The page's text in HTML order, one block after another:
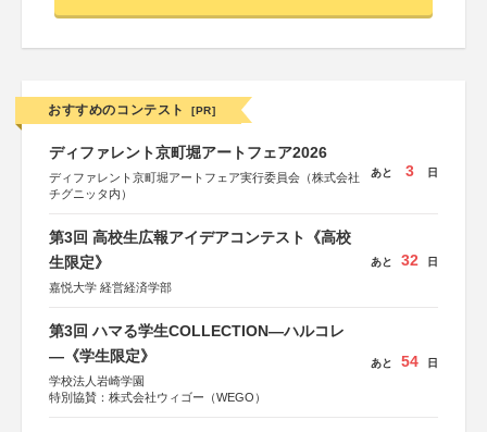
おすすめのコンテスト [PR]
ディファレント京町堀アートフェア2026
ディファレント京町堀アートフェア実行委員会（株式会社
チグニッタ内）
あと 3 日
第3回 高校生広報アイデアコンテスト《高校
生限定》
嘉悦大学 経営経済学部
あと 32 日
第3回 ハマる学生COLLECTION―ハルコレ
―《学生限定》
学校法人岩崎学園
特別協賛：株式会社ウィゴー（WEGO）
あと 54 日